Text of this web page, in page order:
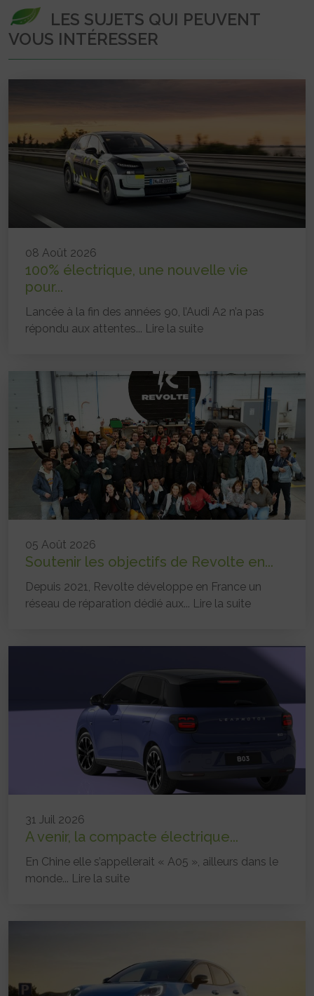
LES SUJETS QUI PEUVENT
VOUS INTÉRESSER
08 Août 2026
100% électrique, une nouvelle vie
pour...
Lancée à la fin des années 90, l’Audi A2 n’a pas
répondu aux attentes... Lire la suite
05 Août 2026
Soutenir les objectifs de Revolte en...
Depuis 2021, Revolte développe en France un
réseau de réparation dédié aux... Lire la suite
31 Juil 2026
A venir, la compacte électrique...
En Chine elle s’appellerait « A05 », ailleurs dans le
monde... Lire la suite